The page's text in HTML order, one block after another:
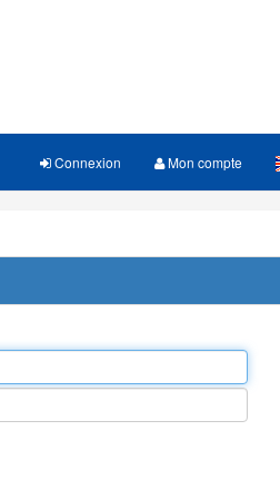
Connexion Mon compte